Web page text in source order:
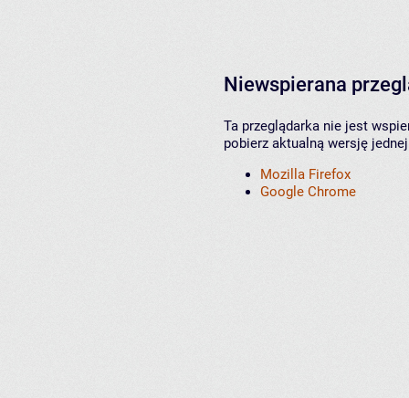
Niewspierana
Ta przeglądarka nie jest
pobierz aktualną wersję
Mozilla Firefox
Google Chrome